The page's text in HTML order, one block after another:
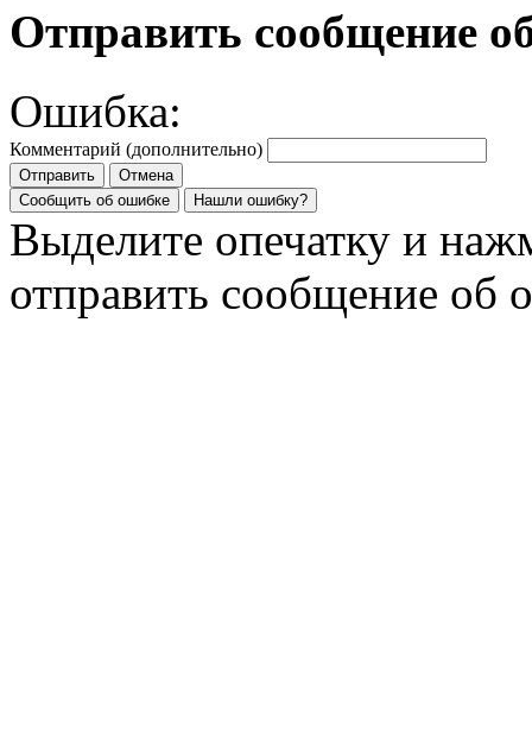
Отправить сообщение
Ошибка:
Комментарий (дополнительно)
Отправить
Отмена
Сообщить об ошибке
Нашли ошибку?
Выделите опечатку и
отправить сообщение об